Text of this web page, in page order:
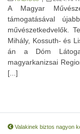
A Magyar
támogatásával
művészetkedvelők.
Mihály, Kossuth- és
án a Dóm
magyarkanizsai
[...]
Valakinek biztos nagyon